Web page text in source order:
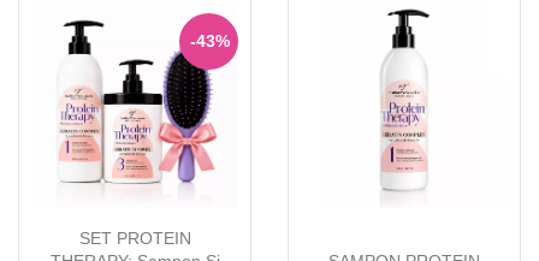
SET PROTEIN
-43%